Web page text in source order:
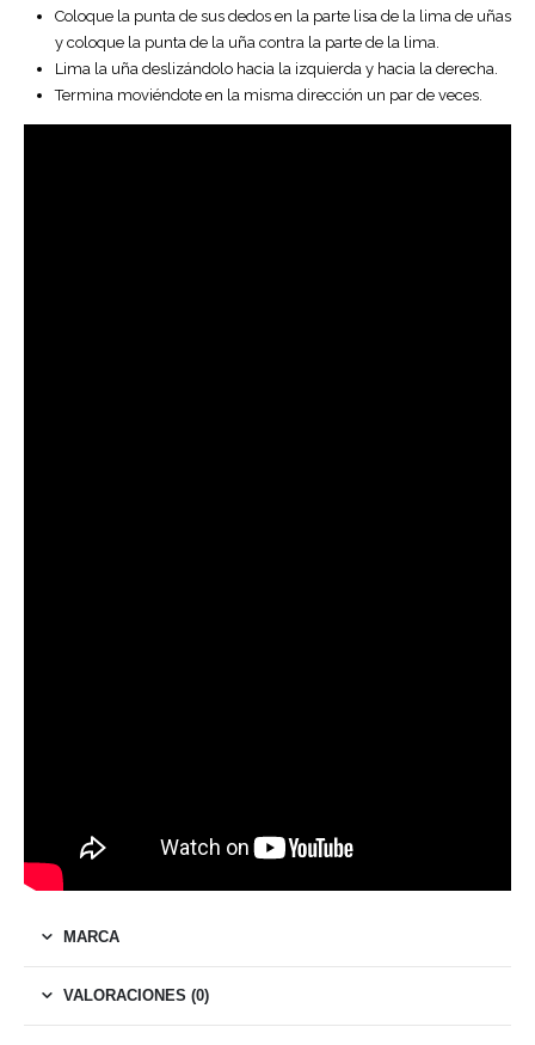
Coloque la punta de sus dedos en la parte lisa de la lima de uñas
y coloque la punta de la uña contra la parte de la lima.
Lima la uña deslizándolo hacia la izquierda y hacia la derecha.
Termina moviéndote en la misma dirección un par de veces.
MARCA
VALORACIONES (0)